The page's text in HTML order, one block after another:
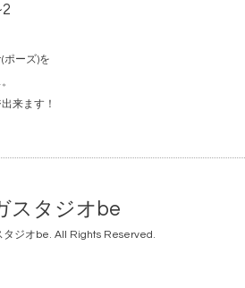
ポーズ)を
来ます！
スタジオbe
タジオbe. All Rights Reserved.